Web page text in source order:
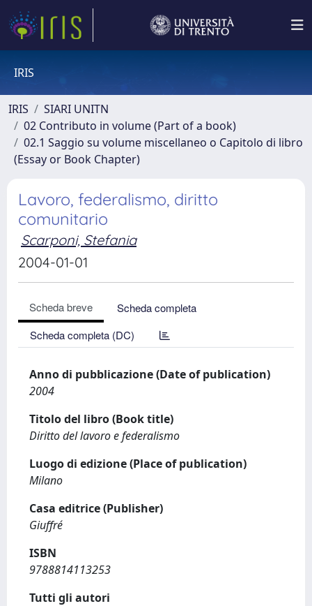
IRIS
IRIS
SIARI UNITN
02 Contributo in volume (Part of a book)
02.1 Saggio su volume miscellaneo o Capitolo di libro
(Essay or Book Chapter)
Lavoro, federalismo, diritto
comunitario
Scarponi, Stefania
2004-01-01
Scheda breve
Scheda completa
Scheda completa (DC)
Anno di pubblicazione (Date of publication)
2004
Titolo del libro (Book title)
Diritto del lavoro e federalismo
Luogo di edizione (Place of publication)
Milano
Casa editrice (Publisher)
Giuffré
ISBN
9788814113253
Tutti gli autori